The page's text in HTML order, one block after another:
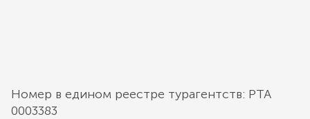
Номер в едином реестре турагентств: РТА
0003383